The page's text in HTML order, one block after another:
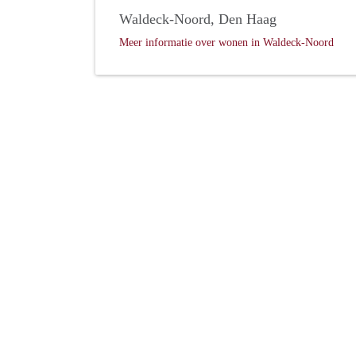
Waldeck-Noord, Den Haag
Meer informatie over wonen in Waldeck-Noord